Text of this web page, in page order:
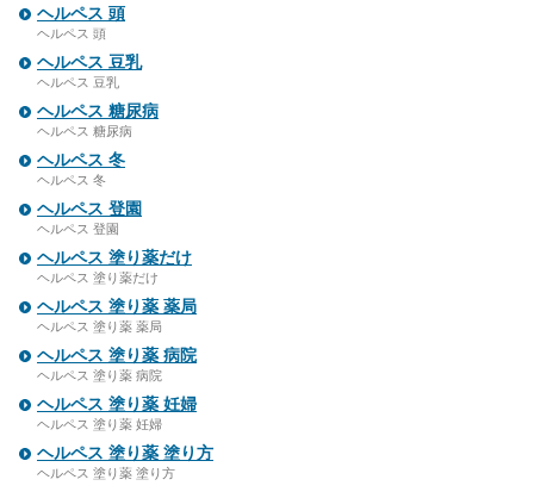
ヘルペス 頭
ヘルペス 頭
ヘルペス 豆乳
ヘルペス 豆乳
ヘルペス 糖尿病
ヘルペス 糖尿病
ヘルペス 冬
ヘルペス 冬
ヘルペス 登園
ヘルペス 登園
ヘルペス 塗り薬だけ
ヘルペス 塗り薬だけ
ヘルペス 塗り薬 薬局
ヘルペス 塗り薬 薬局
ヘルペス 塗り薬 病院
ヘルペス 塗り薬 病院
ヘルペス 塗り薬 妊婦
ヘルペス 塗り薬 妊婦
ヘルペス 塗り薬 塗り方
ヘルペス 塗り薬 塗り方